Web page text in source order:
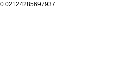
0.02124285697937